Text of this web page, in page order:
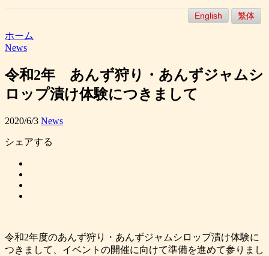
English 繁体
ホーム
News
令和2年 あんず狩り・あんずジャムシ
ロップ漬け体験につきまして
2020/6/3 News
シェアする
令和2年度のあんず狩り・あんずジャムシロップ漬け体験に
つきまして、イベントの開催に向けて準備を進めて参りまし